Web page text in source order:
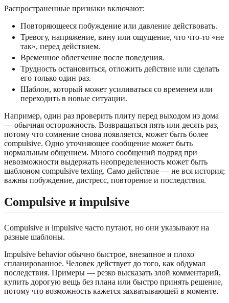
Распространенные признаки включают:
Повторяющееся побуждение или давление действовать.
Тревогу, напряжение, вину или ощущение, что что-то «не
так», перед действием.
Временное облегчение после поведения.
Трудность остановиться, отложить действие или сделать
его только один раз.
Шаблон, который может усиливаться со временем или
переходить в новые ситуации.
Например, один раз проверить плиту перед выходом из дома
— обычная осторожность. Возвращаться пять или десять раз,
потому что сомнение снова появляется, может быть более
compulsive. Одно уточняющее сообщение может быть
нормальным общением. Много сообщений подряд при
невозможности выдержать неопределенность может быть
шаблоном compulsive texting. Само действие — не вся история;
важны побуждение, дистресс, повторение и последствия.
Compulsive и impulsive
Compulsive и impulsive часто путают, но они указывают на
разные шаблоны.
Impulsive behavior обычно быстрое, внезапное и плохо
спланированное. Человек действует до того, как обдумал
последствия. Примеры — резко высказать злой комментарий,
купить дорогую вещь без плана или быстро принять решение,
потому что возможность кажется захватывающей в моменте.